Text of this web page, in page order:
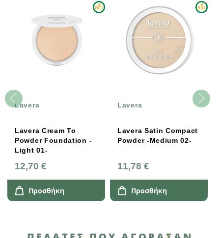
Lavera
Lavera Cream To
Powder Foundation -
Light 01-
12,70 €
Προσθήκη
Lavera
Lavera Satin Compact
Powder -Medium 02-
11,78 €
Προσθήκη